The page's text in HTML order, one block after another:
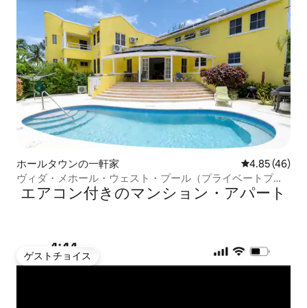
ホールタウンの一軒家 レビュー46
4.85 (46)
ヴィダ・メホール・ウェスト・プール（プライベートプー
ル）
エアコン付きのマンション・アパート
ゲストチョイス
ゲストチョイス